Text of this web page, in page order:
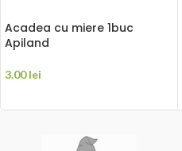
Acadea cu miere 1buc
Apiland
3.00lei